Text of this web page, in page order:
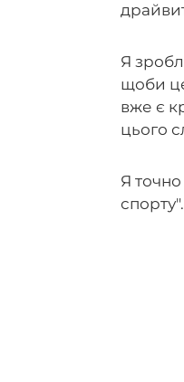
Я
щоби
вже є
цього
Я
спорту".